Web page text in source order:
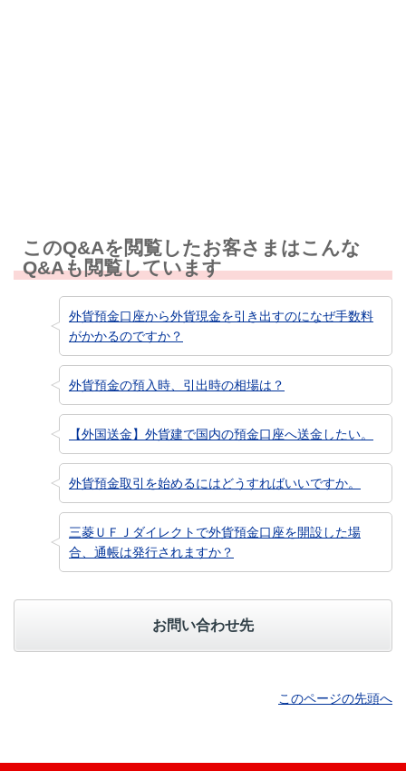
このQ&Aを閲覧したお客さまはこんな
Q&Aも閲覧しています
外貨預金口座から外貨現金を引き出すのになぜ手数料
がかかるのですか？
外貨預金の預入時、引出時の相場は？
【外国送金】外貨建で国内の預金口座へ送金したい。
外貨預金取引を始めるにはどうすればいいですか。
三菱ＵＦＪダイレクトで外貨預金口座を開設した場
合、通帳は発行されますか？
お問い合わせ先
このページの先頭へ